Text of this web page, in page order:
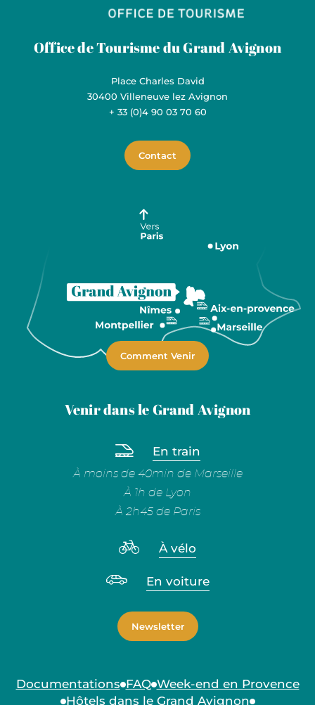
Grand Avignon Tourisme
Office de Tourisme du Grand Avignon
Place Charles David
30400 Villeneuve lez Avignon
+ 33 (0)4 90 03 70 60
Contact
Comment Venir
Venir dans le Grand Avignon
En train
À moins de 40min de Marseille
À 1h de Lyon
À 2h45 de Paris
À vélo
En voiture
Newsletter
Documentations FAQ Week-end en Provence
Hôtels dans le Grand Avignon